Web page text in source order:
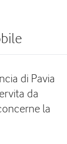
di Pavia
da
la